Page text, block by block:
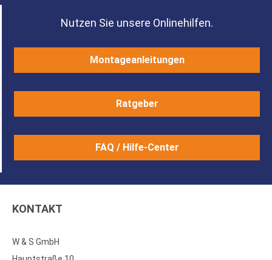
Nutzen Sie unsere Onlinehilfen.
Montageanleitungen
Ratgeber
FAQ / Hilfe-Center
KONTAKT
W & S GmbH